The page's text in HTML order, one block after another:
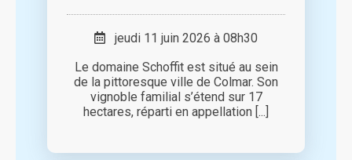
jeudi 11 juin 2026 à 08h30
Le domaine Schoffit est situé au sein
de la pittoresque ville de Colmar. Son
vignoble familial s’étend sur 17
hectares, réparti en appellation [...]